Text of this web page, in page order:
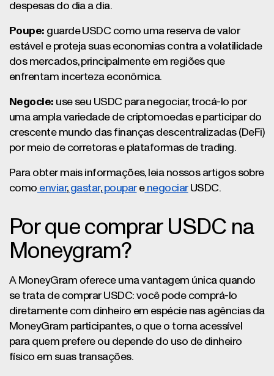
despesas do dia a dia.
Poupe: guarde USDC como uma reserva de valor
estável e proteja suas economias contra a volatilidade
dos mercados, principalmente em regiões que
enfrentam incerteza econômica.
Negocie: use seu USDC para negociar, trocá-lo por
uma ampla variedade de criptomoedas e participar do
crescente mundo das finanças descentralizadas (DeFi)
por meio de corretoras e plataformas de trading.
Para obter mais informações, leia nossos artigos sobre
como enviar,gastar,pouparenegociarUSDC.
Por que comprar USDC na
Moneygram?
A MoneyGram oferece uma vantagem única quando
se trata de comprar USDC: você pode comprá-lo
diretamente com dinheiro em espécie nas agências da
MoneyGram participantes, o que o torna acessível
para quem prefere ou depende do uso de dinheiro
físico em suas transações.